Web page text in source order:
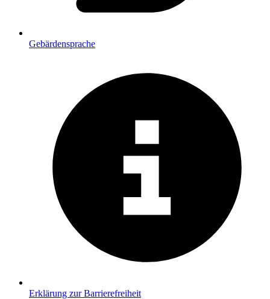
Gebärdensprache
Erklärung zur Barrierefreiheit